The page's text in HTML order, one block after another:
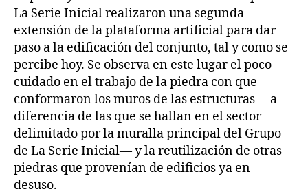
La Serie Inicial realizaron una segunda
extensión de la plataforma artificial para dar
paso a la edificación del conjunto, tal y como se
percibe hoy. Se observa en este lugar el poco
cuidado en el trabajo de la piedra con que
conformaron los muros de las estructuras —a
diferencia de las que se hallan en el sector
delimitado por la muralla principal del Grupo
de La Serie Inicial— y la reutilización de otras
piedras que provenían de edificios ya en
desuso.